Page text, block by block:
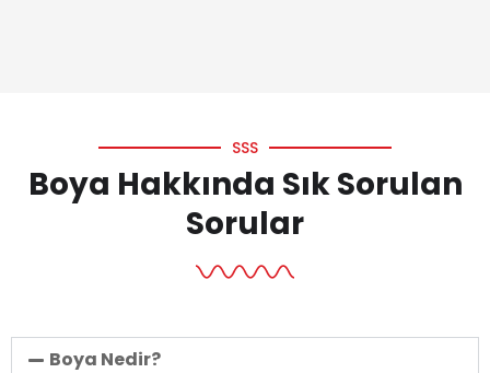
SSS
Boya Hakkında Sık Sorulan
Sorular
Boya Nedir?